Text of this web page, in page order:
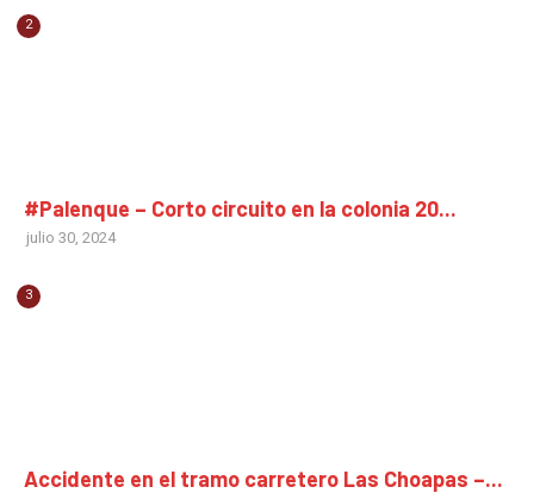
2
#Palenque – Corto circuito en la colonia 20...
julio 30, 2024
3
Accidente en el tramo carretero Las Choapas –...